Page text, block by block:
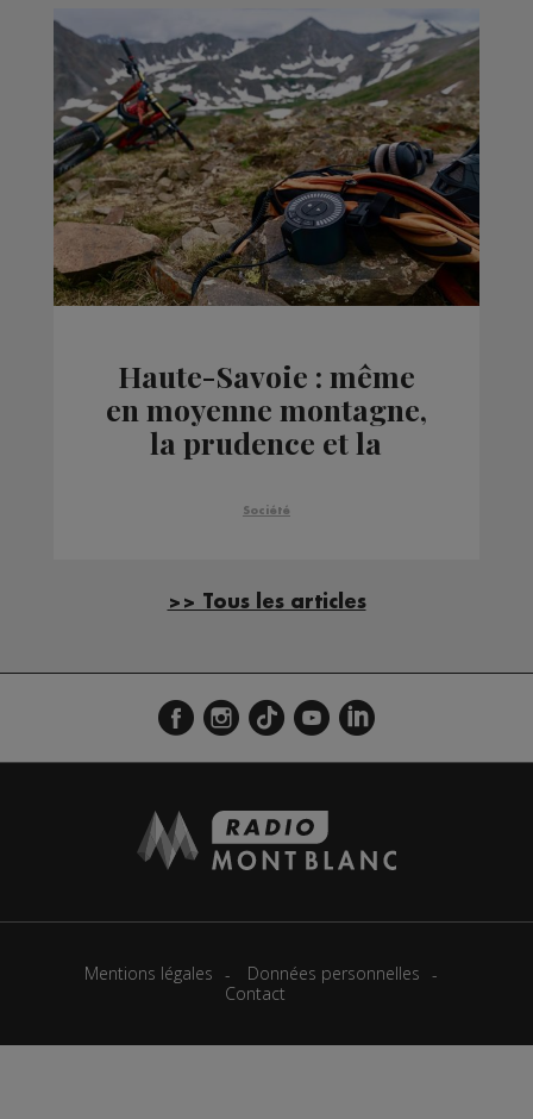
Haute-Savoie : même
en moyenne montagne,
la prudence et la
mise
Société
>> Tous les articles
Mentions légales
Données personnelles
Contact